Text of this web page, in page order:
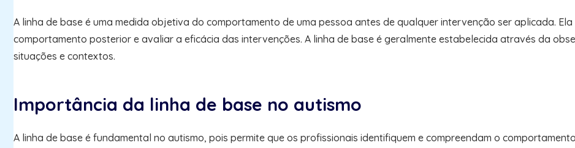
A linha de base é uma medida objetiva do comportamento de uma pessoa antes de qualquer intervenção ser aplicada.
comportamento posterior e avaliar a eficácia das intervenções. A linha de base é geralmente estabelecida através da
situações e contextos.
Importância da linha de base no autismo
A linha de base é fundamental no autismo, pois permite que os profissionais identifiquem e compreendam o